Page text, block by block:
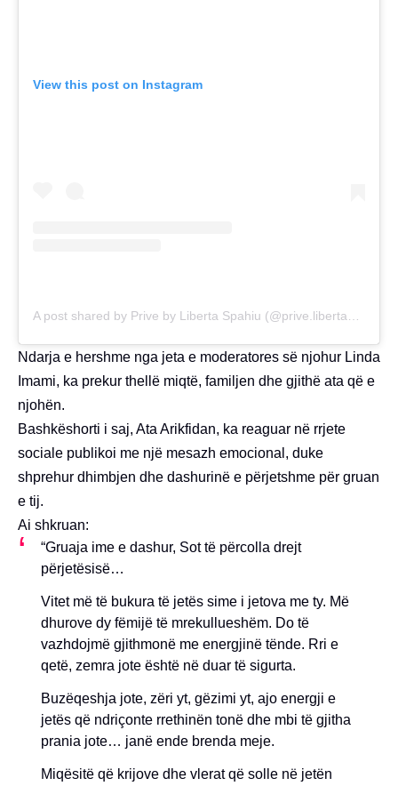
View this post on Instagram
A post shared by Prive by Liberta Spahiu (@prive.libertaspahiu)
Ndarja e hershme nga jeta e moderatores së njohur Linda
Imami, ka prekur thellë miqtë, familjen dhe gjithë ata që e
njohën.
Bashkëshorti i saj, Ata Arikfidan, ka reaguar në rrjete
sociale publikoi me një mesazh emocional, duke
shprehur dhimbjen dhe dashurinë e përjetshme për gruan
e tij.
Ai shkruan:
“Gruaja ime e dashur, Sot të përcolla drejt
përjetësisë…
Vitet më të bukura të jetës sime i jetova me ty. Më
dhurove dy fëmijë të mrekullueshëm. Do të
vazhdojmë gjithmonë me energjinë tënde. Rri e
qetë, zemra jote është në duar të sigurta.
Buzëqeshja jote, zëri yt, gëzimi yt, ajo energji e
jetës që ndriçonte rrethinën tonë dhe mbi të gjitha
prania jote… janë ende brenda meje.
Miqësitë që krijove dhe vlerat që solle në jetën